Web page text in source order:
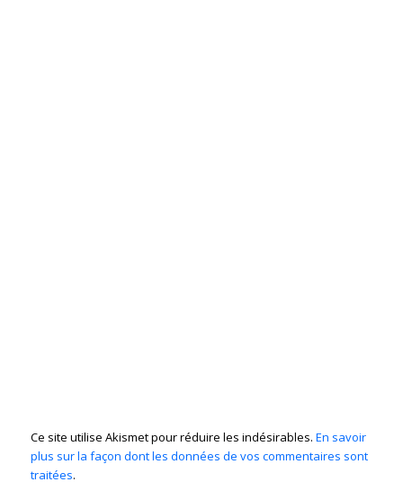
Ce site utilise Akismet pour réduire les indésirables. En savoir
plus sur la façon dont les données de vos commentaires sont
traitées.